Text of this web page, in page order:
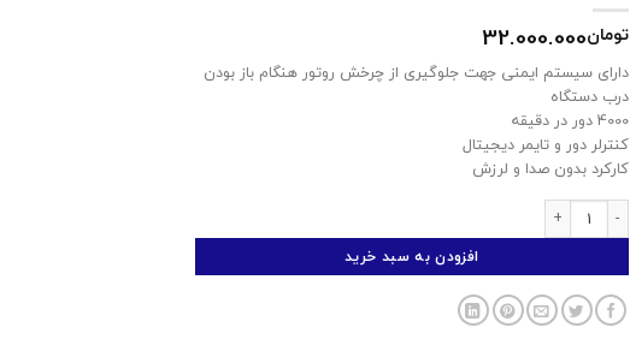
تومان32.000.000
دارای سیستم ایمنی جهت جلوگیری از چرخش روتور هنگام باز بودن
درب دستگاه
4000 دور در دقیقه
کنترلر دور و تایمر دیجیتال
کارکرد بدون صدا و لرزش
سانتریفیوژ 24 شاخه یونیورسال عدد
افزودن به سبد خرید